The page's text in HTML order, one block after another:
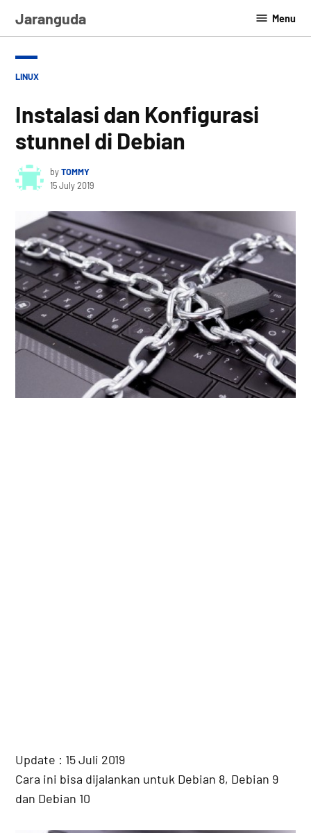
Jaranguda Menu
POSTED
LINUX
Instalasi dan Konfigurasi
stunnel di Debian
byTOMMY
15 July 2019
Update : 15 Juli 2019
Cara ini bisa dijalankan untuk Debian 8, Debian 9
dan Debian 10